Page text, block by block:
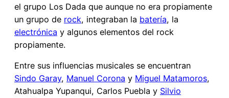
el grupo Los Dada que aunque no era propiamente
un grupo de rock, integraban la batería, la
electrónica y algunos elementos del rock
propiamente.
Entre sus influencias musicales se encuentran
Sindo Garay, Manuel Corona y Miguel Matamoros,
Atahualpa Yupanqui, Carlos Puebla y Silvio